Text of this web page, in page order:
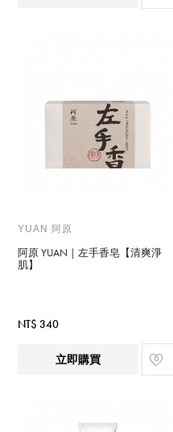
YUAN 阿原
阿原 YUAN｜左手香皂【清爽淨
肌】
NT$ 340
立即購買